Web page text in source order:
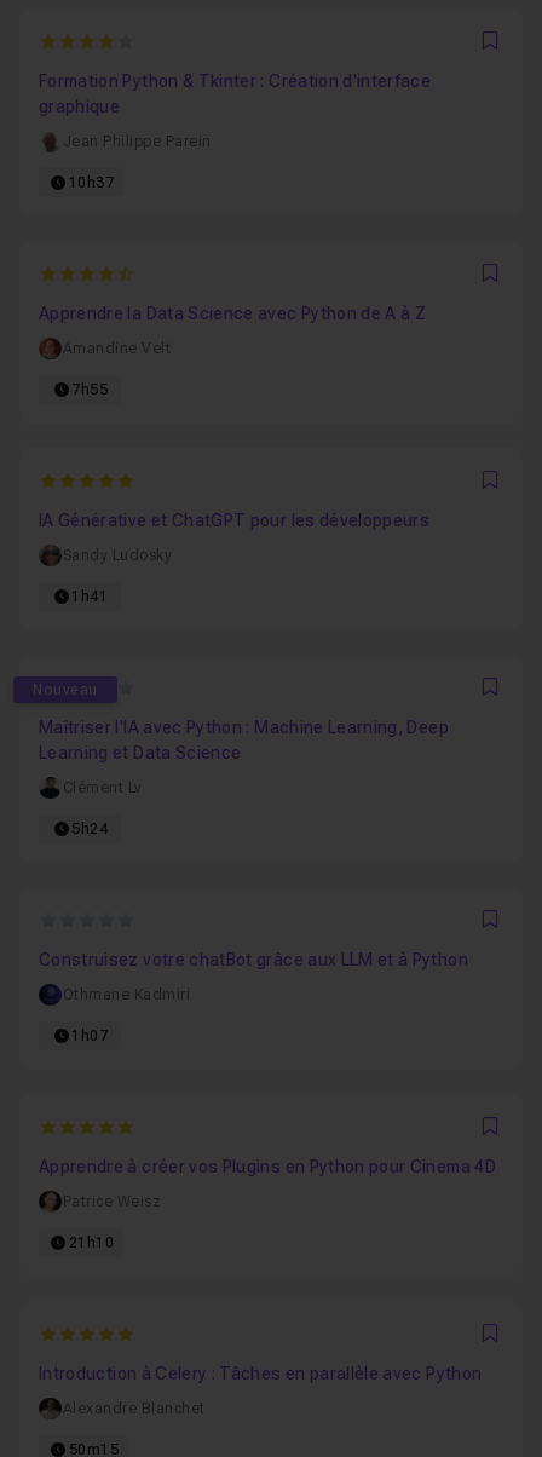
4
Formation Python & Tkinter : Création d'interface
graphique
Jean Philippe Parein
10h37
4.7272727272727
Apprendre la Data Science avec Python de A à Z
Amandine Velt
7h55
5
IA Générative et ChatGPT pour les développeurs
Sandy Ludosky
1h41
Nouveau
0
Maîtriser l'IA avec Python : Machine Learning, Deep
Learning et Data Science
Clément Lv
5h24
Construisez votre chatBot grâce aux LLM et à Python
Othmane Kadmiri
1h07
5
Apprendre à créer vos Plugins en Python pour Cinema 4D
Patrice Weisz
21h10
5
Introduction à Celery : Tâches en parallèle avec Python
Alexandre Blanchet
50m15